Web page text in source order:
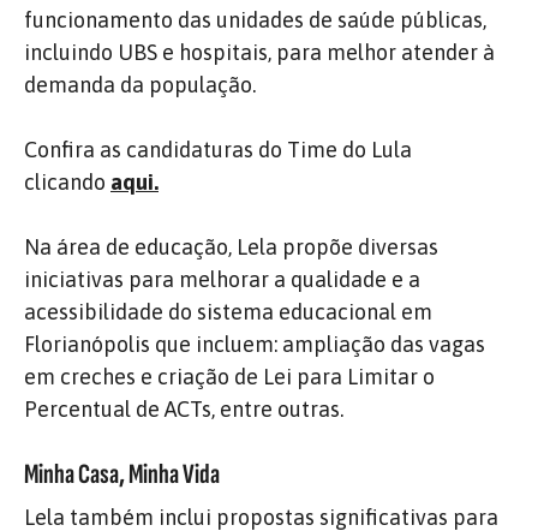
funcionamento das unidades de saúde públicas,
incluindo UBS e hospitais, para melhor atender à
demanda da população.
Confira as candidaturas do Time do Lula
clicando aqui.
Na área de educação, Lela propõe diversas
iniciativas para melhorar a qualidade e a
acessibilidade do sistema educacional em
Florianópolis que incluem: ampliação das vagas
em creches e criação de Lei para Limitar o
Percentual de ACTs, entre outras.
Minha Casa, Minha Vida
Lela também inclui propostas significativas para